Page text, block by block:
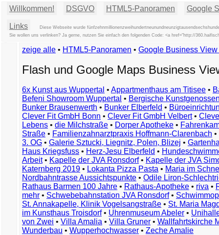
Willkommen! DSGVO HTML5-Panoramen Google
Links
Diese Webseite wurde
Sie wollen uns verlinken? Ja gerne, nutzen Sie einfach den folgenden Code: <a href="http://
zeige alle • HTML5-Panoramen • Google Business
Flash und Google Maps Business
6x Kunst aus Wuppertal • Appartmenthaus am Titisee •
Befeni Showroom Wuppertal • Bergische
Bunker Brausenwerth • Bunker Elberfeld •
Clever Fit GmbH Bonn • Clever Fit GmbH Velbert•
Lebens • die Milchstraße • Dorper Apotheke •
Straße • Familienzahnarztpraxis Hoffmann-Clarenbach •
3. OG • Galerie Sztucki, Liegnitz, Polen, Blizej •
Haus Kriegsfuss • Herz-Jesu Elberfeld •
Arbeit• Kapelle der JVA Ronsdorf• Kapelle der JVA
Katernberg 2019 • Lokanta Pizza Pasta • Maria im
Nordbahntrasse Aussichtspunkte • Odile Liron-
Rathaus Barmen 100 Jahre • Rathaus-Apotheke • riva •
mehr • Schwebebahnstation JVA Ronsdorf•
St. Annakapelle, Klinik Vogelsangstraße • St. Maria
im Kunsthaus Troisdorf• Uhrenmuseum Abeler •
von Zwei • Villa Amalia • Villa Gruner • Wallfahrtskirche
Wunderbau • Wupperhochwasser • Zeche Amalie